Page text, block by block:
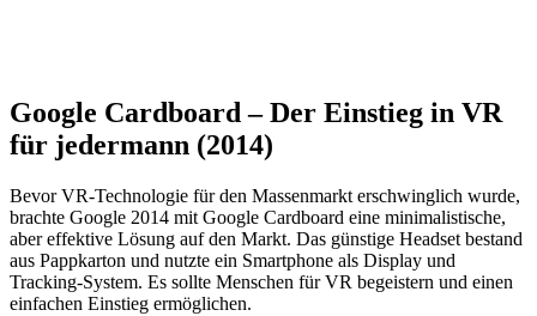
Google Cardboard – Der Einstieg in VR
für jedermann (2014)
Bevor VR-Technologie für den Massenmarkt erschwinglich wurde,
brachte Google 2014 mit Google Cardboard eine minimalistische,
aber effektive Lösung auf den Markt. Das günstige Headset bestand
aus Pappkarton und nutzte ein Smartphone als Display und
Tracking-System. Es sollte Menschen für VR begeistern und einen
einfachen Einstieg ermöglichen.